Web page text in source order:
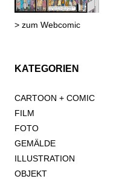
> zum Webcomic
KATEGORIEN
CARTOON + COMIC
FILM
FOTO
GEMÄLDE
ILLUSTRATION
OBJEKT